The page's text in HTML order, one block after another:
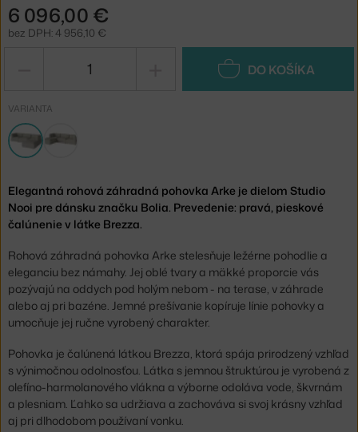
6 096,00 €
bez DPH: 4 956,10 €
DO KOŠÍKA
VARIANTA
Elegantná rohová záhradná pohovka Arke je dielom Studio
Nooi pre dánsku značku Bolia. Prevedenie: pravá, pieskové
čalúnenie v látke Brezza.
Rohová záhradná pohovka Arke stelesňuje ležérne pohodlie a
eleganciu bez námahy. Jej oblé tvary a mäkké proporcie vás
pozývajú na oddych pod holým nebom - na terase, v záhrade
alebo aj pri bazéne. Jemné prešívanie kopíruje línie pohovky a
umocňuje jej ručne vyrobený charakter.
Pohovka je čalúnená látkou Brezza, ktorá spája prirodzený vzhľad
s výnimočnou odolnosťou. Látka s jemnou štruktúrou je vyrobená z
olefíno-harmolanového vlákna a výborne odoláva vode, škvrnám
a plesniam. Ľahko sa udržiava a zachováva si svoj krásny vzhľad
aj pri dlhodobom používaní vonku.